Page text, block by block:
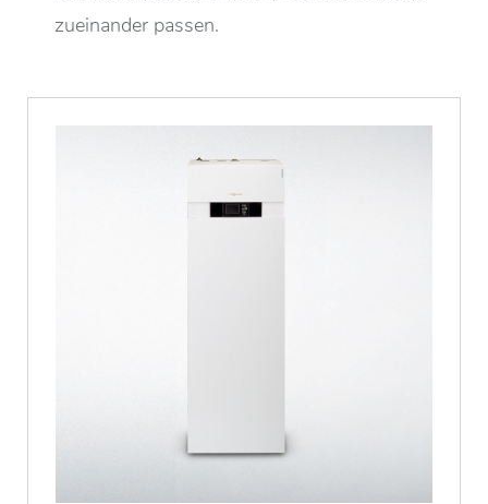
zueinander passen.